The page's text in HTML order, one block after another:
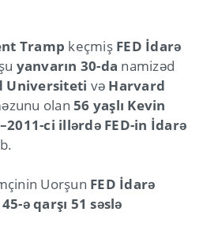
Tramp keçmiş FED İdarə
yanvarın 30-da namizəd
Universiteti və Harvard
olan56 yaşlı Kevin
ci illərdə FED-in İdarə
Uorşun FED İdarə
45-ə qarşı 51 səslə